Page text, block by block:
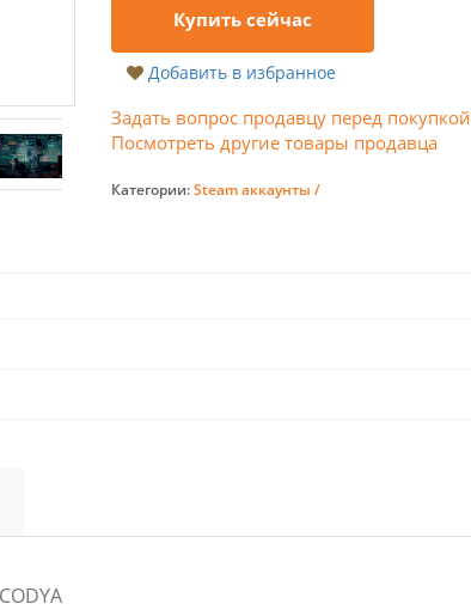
Купить сейчас
Добавить в избранное
Задать вопрос продавцу перед покупкой
Посмотреть другие товары продавца
Категории:Steam аккаунты /